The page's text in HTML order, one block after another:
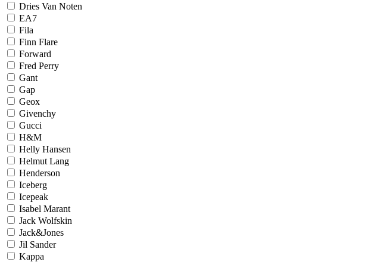
Dries Van Noten
EA7
Fila
Finn Flare
Forward
Fred Perry
Gant
Gap
Geox
Givenchy
Gucci
H&M
Helly Hansen
Helmut Lang
Henderson
Iceberg
Icepeak
Isabel Marant
Jack Wolfskin
Jack&Jones
Jil Sander
Kappa